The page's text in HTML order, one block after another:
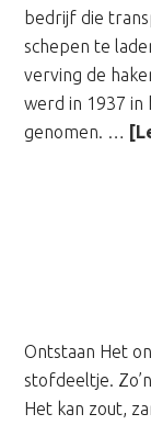
bedrijf die
schepen te
verving de
werd in 1937
genomen. …
Ontstaan Het
stofdeeltje.
Het kan zout,